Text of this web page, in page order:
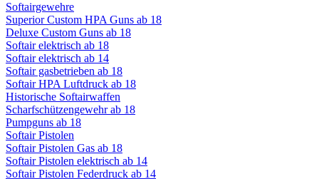
Softairgewehre
Superior Custom HPA Guns ab 18
Deluxe Custom Guns ab 18
Softair elektrisch ab 18
Softair elektrisch ab 14
Softair gasbetrieben ab 18
Softair HPA Luftdruck ab 18
Historische Softairwaffen
Scharfschützengewehr ab 18
Pumpguns ab 18
Softair Pistolen
Softair Pistolen Gas ab 18
Softair Pistolen elektrisch ab 14
Softair Pistolen Federdruck ab 14